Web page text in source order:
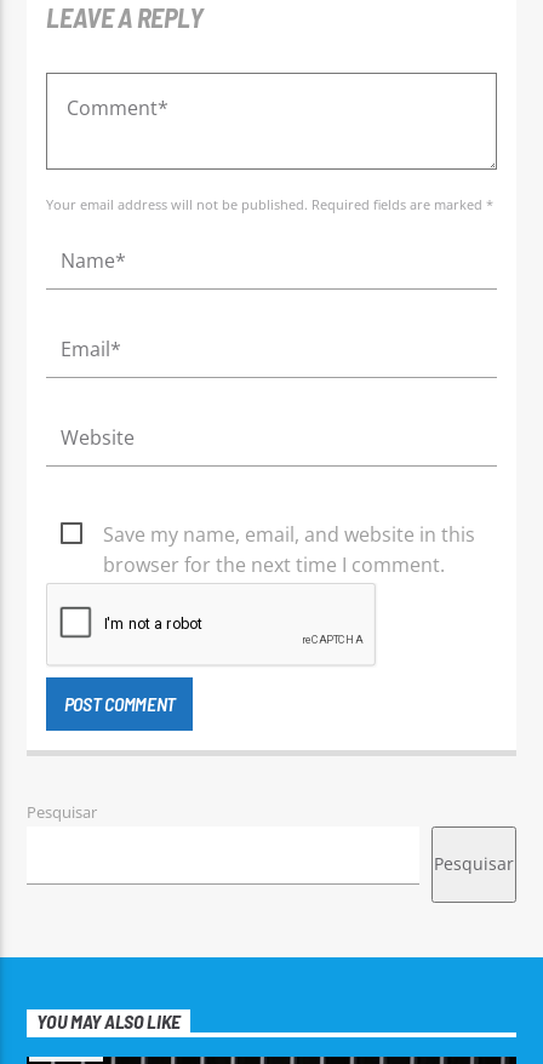
LEAVE A REPLY
Your email address will not be published. Required fields are marked *
Save my name, email, and website in this
browser for the next time I comment.
Pesquisar
Pesquisar
YOU MAY ALSO LIKE